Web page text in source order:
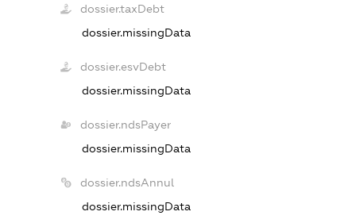
dossier.taxDebt
dossier.missingData
dossier.esvDebt
dossier.missingData
dossier.ndsPayer
dossier.missingData
dossier.ndsAnnul
dossier.missingData